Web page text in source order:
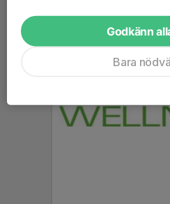
Godkänn
Bara